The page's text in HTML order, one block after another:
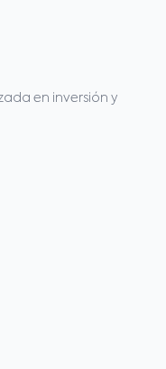
en inversión y